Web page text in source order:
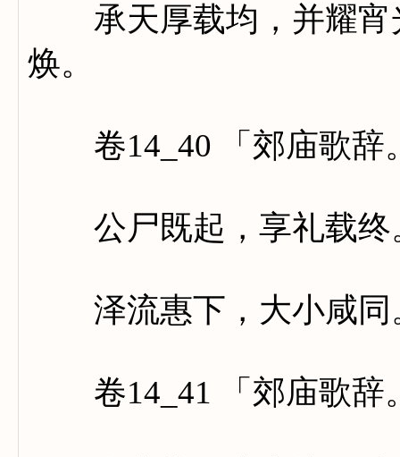
承天厚载均，并耀宵
焕。
卷14_40 「郊庙歌辞
公尸既起，享礼载终
泽流惠下，大小咸同
卷14_41 「郊庙歌辞